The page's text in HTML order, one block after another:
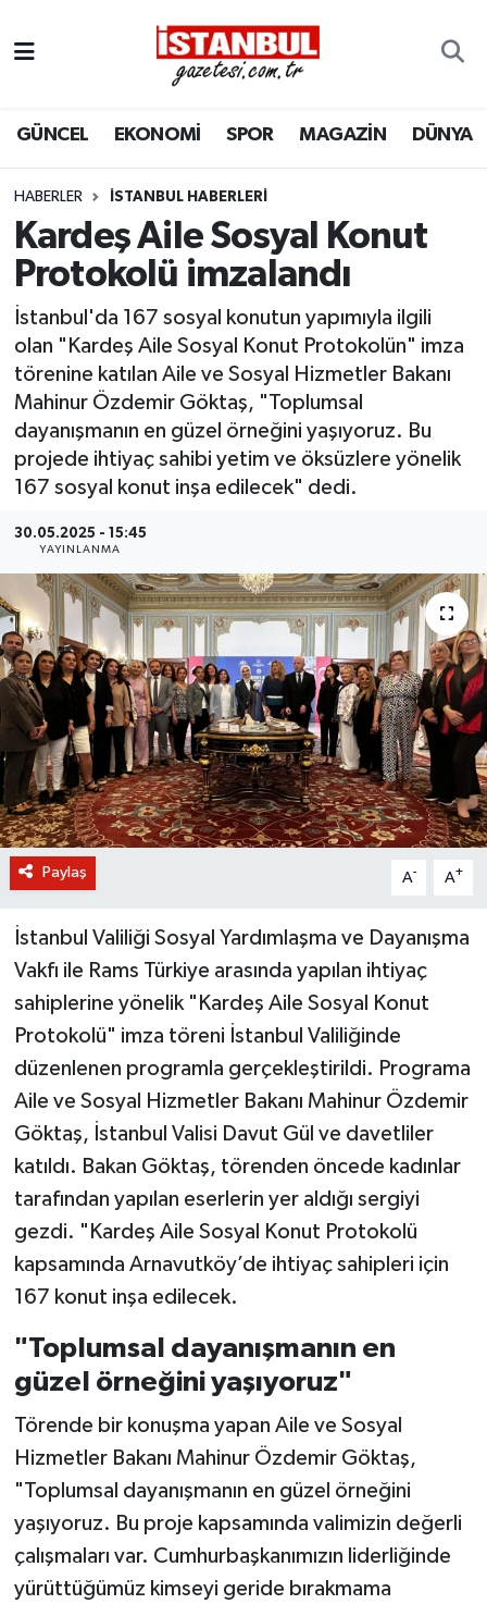
GÜNCEL EKONOMİ SPOR MAGAZİN DÜNYA
HABERLER İSTANBUL HABERLERI
Kardeş Aile Sosyal Konut
Protokolü imzalandı
İstanbul'da 167 sosyal konutun yapımıyla ilgili
olan "Kardeş Aile Sosyal Konut Protokolün" imza
törenine katılan Aile ve Sosyal Hizmetler Bakanı
Mahinur Özdemir Göktaş, "Toplumsal
dayanışmanın en güzel örneğini yaşıyoruz. Bu
projede ihtiyaç sahibi yetim ve öksüzlere yönelik
167 sosyal konut inşa edilecek" dedi.
30.05.2025 - 15:45
YAYINLANMA
Paylaş A- A+
İstanbul Valiliği Sosyal Yardımlaşma ve Dayanışma
Vakfı ile Rams Türkiye arasında yapılan ihtiyaç
sahiplerine yönelik "Kardeş Aile Sosyal Konut
Protokolü" imza töreni İstanbul Valiliğinde
düzenlenen programla gerçekleştirildi. Programa
Aile ve Sosyal Hizmetler Bakanı Mahinur Özdemir
Göktaş, İstanbul Valisi Davut Gül ve davetliler
katıldı. Bakan Göktaş, törenden öncede kadınlar
tarafından yapılan eserlerin yer aldığı sergiyi
gezdi. "Kardeş Aile Sosyal Konut Protokolü
kapsamında Arnavutköy’de ihtiyaç sahipleri için
167 konut inşa edilecek.
"Toplumsal dayanışmanın en
güzel örneğini yaşıyoruz"
Törende bir konuşma yapan Aile ve Sosyal
Hizmetler Bakanı Mahinur Özdemir Göktaş,
"Toplumsal dayanışmanın en güzel örneğini
yaşıyoruz. Bu proje kapsamında valimizin değerli
çalışmaları var. Cumhurbaşkanımızın liderliğinde
yürüttüğümüz kimseyi geride bırakmama
EKONOMİ
İSTANBUL
DÜNYA
MAGAZİN
KÜLTÜR SANAT
SAĞLIK
BİLİM VE TEKNOLOJİ
OTOMOBİL
KURUMSAL
Nöbetçi Eczaneler
Hava Durumu
Trafik Durumu
Süper Lig Puan Durumu ve Fikstür
Son Dakika Haberleri
Haber Arşivi